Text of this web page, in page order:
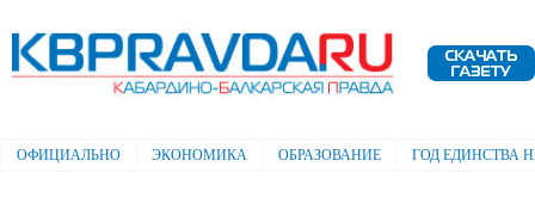
Электронная газета "Кабардино-
Балкарская правда"
Главное меню
ОФИЦИАЛЬНО ЭКОНОМИКА ОБРАЗОВАНИЕ ГОД ЕДИНСТВА